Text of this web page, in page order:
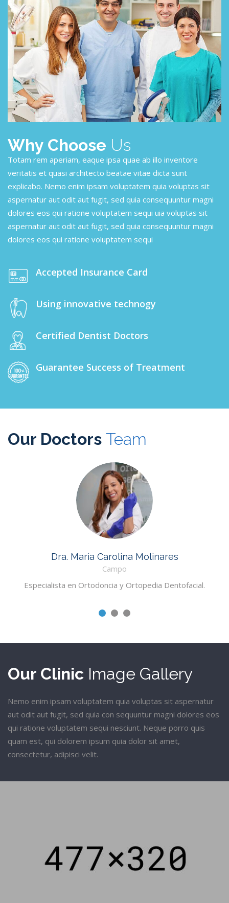
Why Choose Us
Totam rem aperiam, eaque ipsa quae ab illo inventore
veritatis et quasi architecto beatae vitae dicta sunt
explicabo. Nemo enim ipsam voluptatem quia voluptas sit
aspernatur aut odit aut fugit, sed quia consequuntur magni
dolores eos qui ratione voluptatem sequi uia voluptas sit
aspernatur aut odit aut fugit, sed quia consequuntur magni
dolores eos qui ratione voluptatem sequi
Accepted Insurance Card
Using innovative technogy
Certified Dentist Doctors
Guarantee Success of Treatment
Our Doctors Team
Dra. Maria Carolina Molinares
Campo
Especialista en Ortodoncia y Ortopedia Dentofacial.
Our Clinic Image Gallery
Nemo enim ipsam voluptatem quia voluptas sit aspernatur
aut odit aut fugit, sed quia con sequuntur magni dolores eos
qui ratione voluptatem sequi nesciunt. Neque porro quis
quam est, qui dolorem ipsum quia dolor sit amet,
consectetur, adipisci velit.